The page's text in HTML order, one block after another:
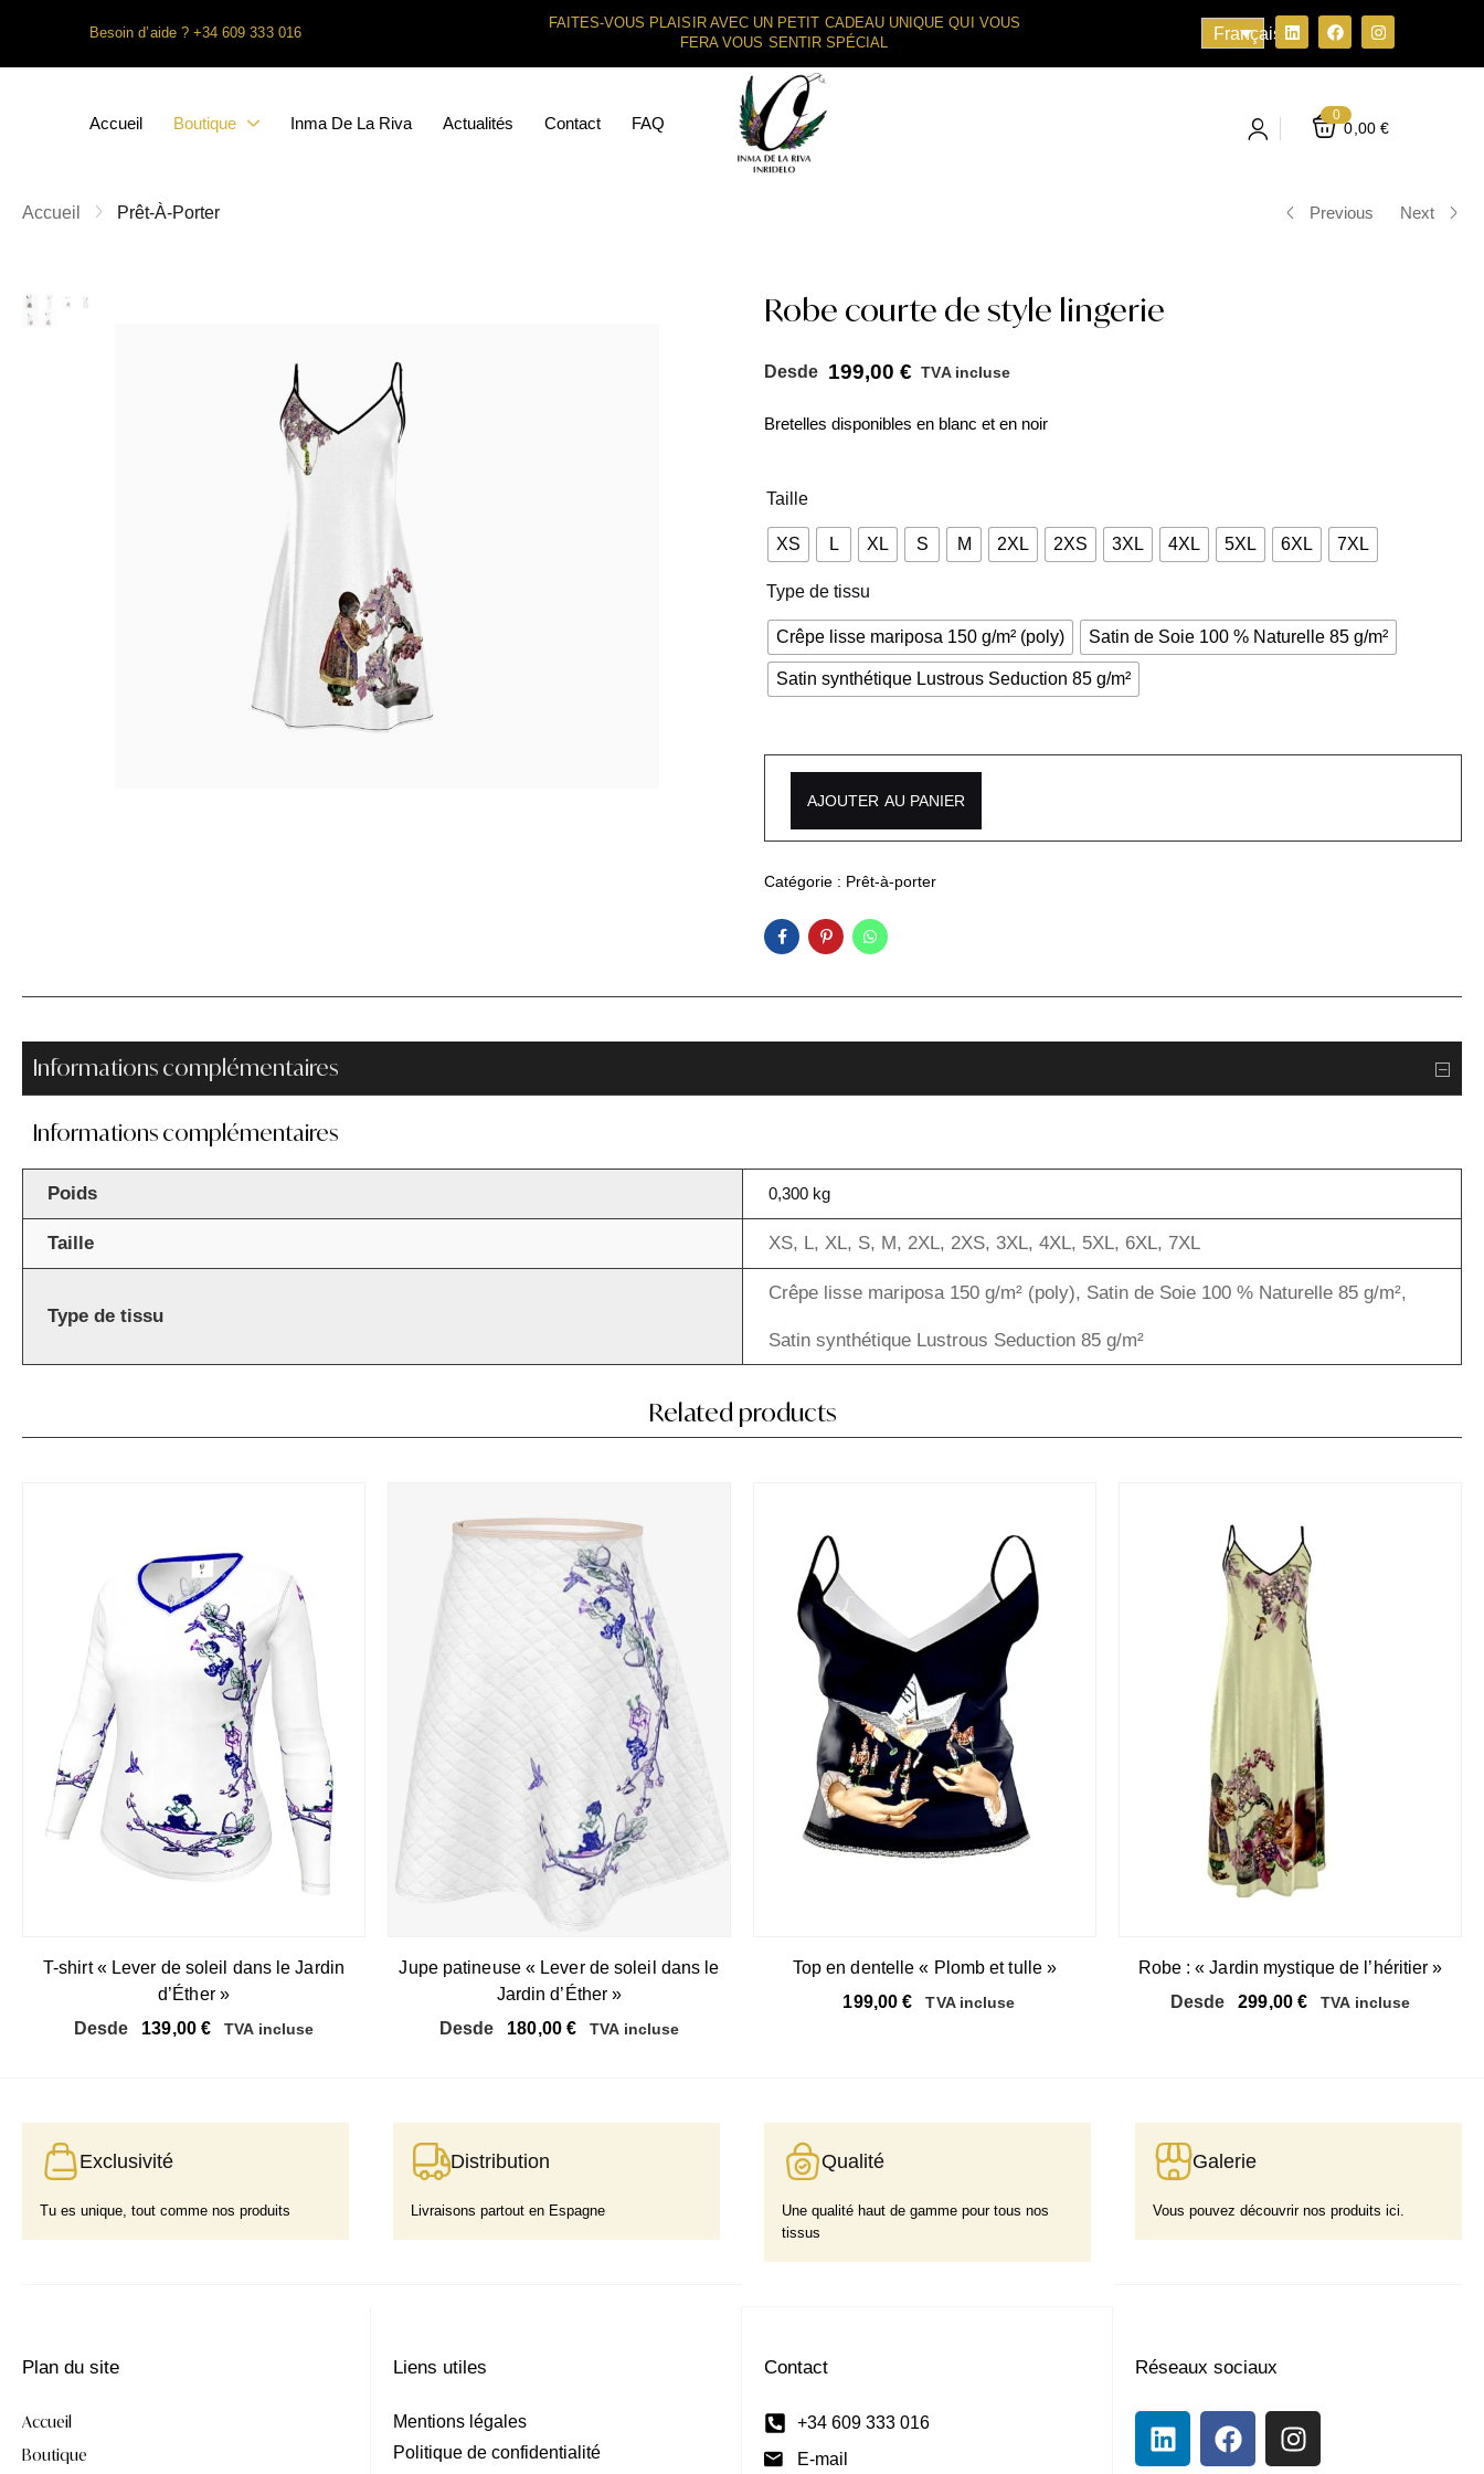
Besoin d’aide ? +34 609 333 016
FAITES-VOUS PLAISIR AVEC UN PETIT CADEAU UNIQUE QUI VOUS
FERA VOUS SENTIR SPÉCIAL
Français
Accueil Boutique Inma De La Riva Actualités Contact FAQ 0
0,00 €
Accueil Prêt-À-Porter Previous Next
Robe courte de style lingerie
Desde 199,00€ TVA incluse
Bretelles disponibles en blanc et en noir
Taille
XS L XL S M 2XL 2XS 3XL 4XL 5XL 6XL 7XL
Type de tissu
Crêpe lisse mariposa 150 g/m² (poly) Satin de Soie 100 % Naturelle 85 g/m²
Satin synthétique Lustrous Seduction 85 g/m²
AJOUTER AU PANIER
Catégorie : Prêt-à-porter
Informations complémentaires
Informations complémentaires
Poids 0,300 kg
Taille XS, L, XL, S, M, 2XL, 2XS, 3XL, 4XL, 5XL, 6XL, 7XL
Type de tissu
Crêpe lisse mariposa 150 g/m² (poly), Satin de Soie 100 % Naturelle 85 g/m²,
Satin synthétique Lustrous Seduction 85 g/m²
Related products
T-shirt « Lever de soleil dans le Jardin
d’Éther »
Desde
139,00 € TVA incluse
Jupe patineuse « Lever de soleil dans le
Jardin d’Éther »
Desde
180,00 € TVA incluse
Top en dentelle « Plomb et tulle »
199,00€ TVA incluse
Robe : « Jardin mystique de l’héritier »
Desde
299,00 € TVA incluse
Exclusivité
Tu es unique, tout comme nos produits
Distribution
Livraisons partout en Espagne
Qualité
Une qualité haut de gamme pour tous nos
tissus
Galerie
Vous pouvez découvrir nos produits ici.
Plan du site
Accueil
Boutique
Liens utiles
Mentions légales
Politique de confidentialité
Contact
+34 609 333 016
E-mail
Réseaux sociaux